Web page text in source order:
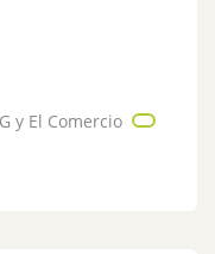
y El Comercio